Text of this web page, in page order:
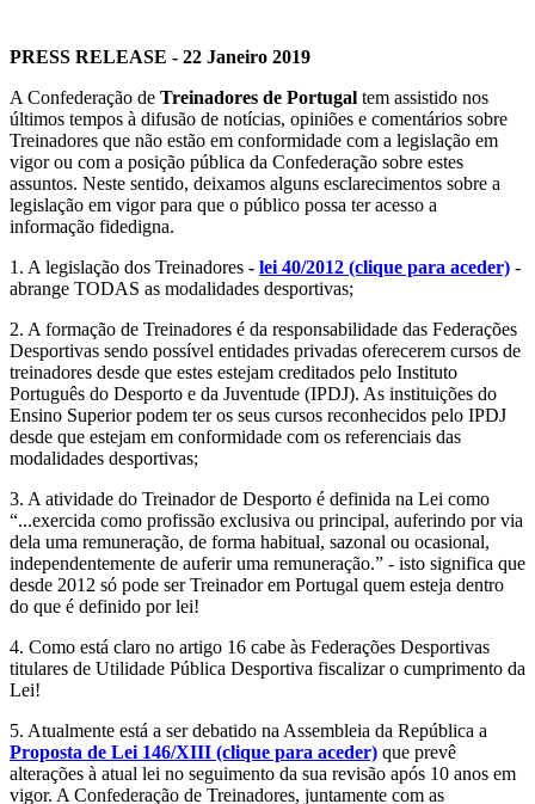
PRESS RELEASE - 22 Janeiro 2019
A Confederação de Treinadores de Portugal tem assistido nos
últimos tempos à difusão de notícias, opiniões e comentários sobre
Treinadores que não estão em conformidade com a legislação em
vigor ou com a posição pública da Confederação sobre estes
assuntos. Neste sentido, deixamos alguns esclarecimentos sobre a
legislação em vigor para que o público possa ter acesso a
informação fidedigna.
1. A legislação dos Treinadores - lei 40/2012 (clique para aceder) -
abrange TODAS as modalidades desportivas;
2. A formação de Treinadores é da responsabilidade das Federações
Desportivas sendo possível entidades privadas oferecerem cursos de
treinadores desde que estes estejam creditados pelo Instituto
Português do Desporto e da Juventude (IPDJ). As instituições do
Ensino Superior podem ter os seus cursos reconhecidos pelo IPDJ
desde que estejam em conformidade com os referenciais das
modalidades desportivas;
3. A atividade do Treinador de Desporto é definida na Lei como
“...exercida como profissão exclusiva ou principal, auferindo por via
dela uma remuneração, de forma habitual, sazonal ou ocasional,
independentemente de auferir uma remuneração.” - isto significa que
desde 2012 só pode ser Treinador em Portugal quem esteja dentro
do que é definido por lei!
4. Como está claro no artigo 16 cabe às Federações Desportivas
titulares de Utilidade Pública Desportiva fiscalizar o cumprimento da
Lei!
5. Atualmente está a ser debatido na Assembleia da República a
Proposta de Lei 146/XIII (clique para aceder) que prevê
alterações à atual lei no seguimento da sua revisão após 10 anos em
vigor. A Confederação de Treinadores, juntamente com as